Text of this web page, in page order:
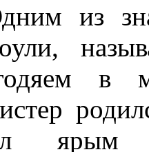
из
в
ярым